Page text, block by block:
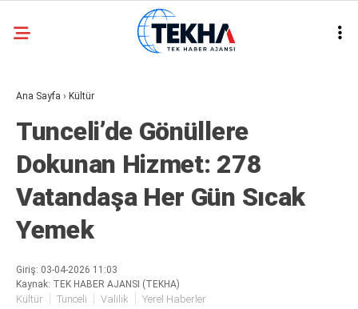
26.8
ASAYIŞ
GÜNDEM
GENEL
EKONOMI
SIYASET
Ana Sayfa › Kültür
Tunceli’de Gönüllere
Dokunan Hizmet: 278
Vatandaşa Her Gün Sıcak
Yemek
Giriş: 03-04-2026 11:03
Kaynak: TEK HABER AJANSI (TEKHA)
Kültür Tunceli Valilik Yerel Haberler